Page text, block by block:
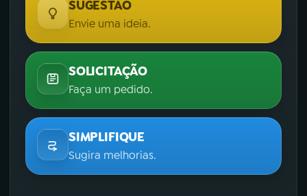
SUGESTÃO
Envie uma ideia.
SOLICITAÇÃO
Faça um pedido.
SIMPLIFIQUE
Sugira melhorias.